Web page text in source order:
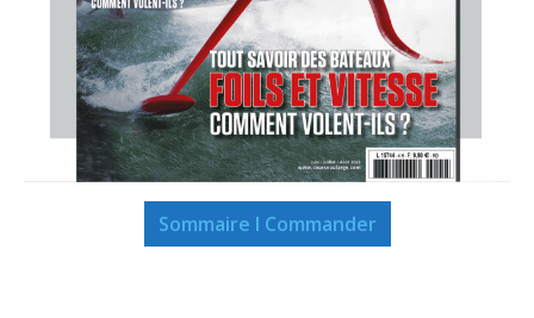
Sommaire I Commander